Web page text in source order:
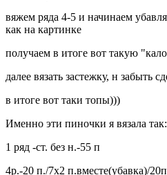
вяжем ряда 4-5 и начинаем
как на картинке
получаем в итоге вот такую
далее вязать застежку, н забыть
в итоге вот таки топы)))
Именно эти пиночки я вязала так:
1 ряд -ст. без н.-55 п
4р.-20 п./7х2 п.вместе(убавка)/